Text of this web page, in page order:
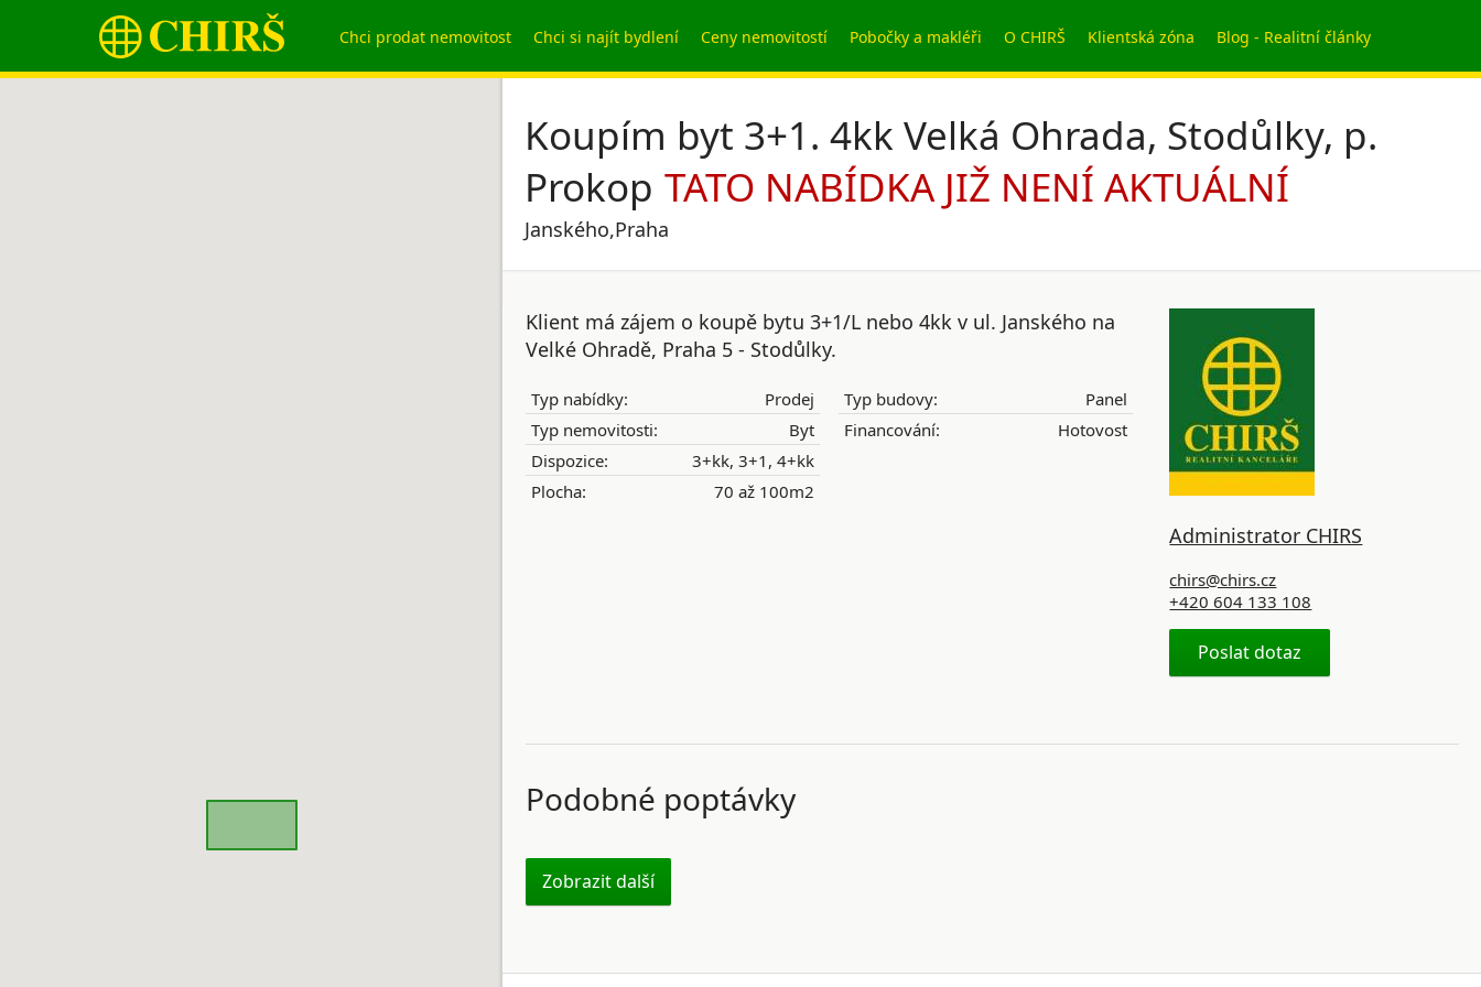
Chci prodat nemovitost Chci si najít bydlení Ceny nemovitostí Pobočky a makléři O CHIRŠ Klientská zóna Blog - Realitní články
Koupím byt 3+1. 4kk Velká Ohrada, Stodůlky, p.
Prokop
Janského,Praha
Klient má zájem o koupě bytu 3+1/L nebo 4kk v ul. Janského na
Velké Ohradě, Praha 5 - Stodůlky.
Typ nabídky:
Prodej
Typ nemovitosti:
Byt
Dispozice:
3+kk, 3+1, 4+kk
Plocha:
70 až 100m2
Typ budovy:
Panel
Financování:
Hotovost
Administrator CHIRS
chirs@chirs.cz
+420 604 133 108
Poslat dotaz
Podobné poptávky
Zobrazit další